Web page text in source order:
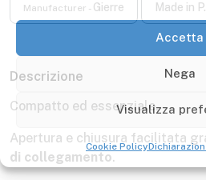
Accetta
Nega
Cookie Policy
Manufacturer - Gierre Made in
Descrizione
Compatto ed essenziale.
Apertura e chiusura facilitata
di collegamento.